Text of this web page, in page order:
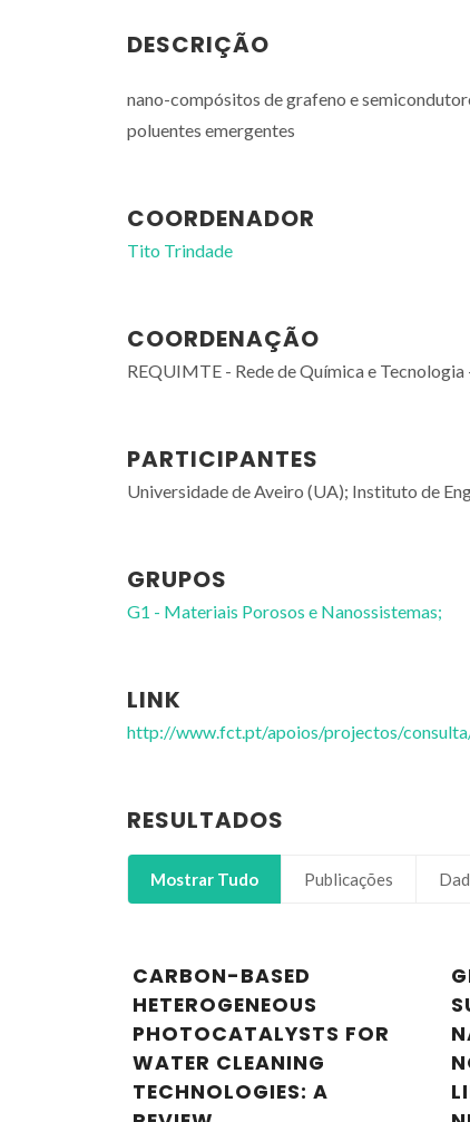
DESCRIÇÃO
nano-compósitos de grafeno e
poluentes emergentes
COORDENADOR
Tito Trindade
COORDENAÇÃO
REQUIMTE - Rede de Química e
PARTICIPANTES
Universidade de Aveiro (UA); Instituto de
GRUPOS
G1 - Materiais Porosos e Nanossistemas;
LINK
http://www.fct.pt/apoios/projectos/
RESULTADOS
Mostrar Tudo Publicações
CARBON-BASED
HETEROGENEOUS
PHOTOCATALYSTS FOR
WATER CLEANING
TECHNOLOGIES: A